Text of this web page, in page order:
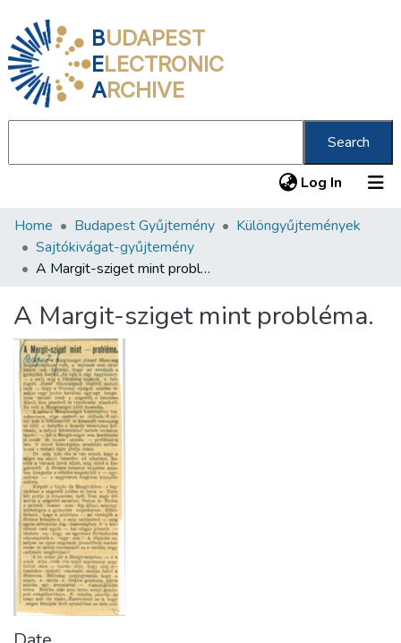
BUDAPEST
ELECTRONIC
ARCHIVE
Search
Log In (current)
Communities & Collections
All of DSpace
About us
Home Budapest Gyűjtemény
Különgyűjtemények
Sajtókivágat-gyűjtemény
A Margit-sziget mint probléma.
A Margit-sziget mint probléma.